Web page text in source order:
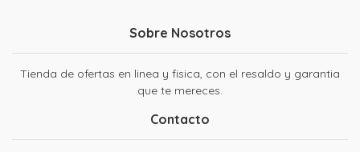
Sobre Nosotros
Tienda de ofertas en linea y fisica, con el resaldo y garantia
que te mereces.
Contacto